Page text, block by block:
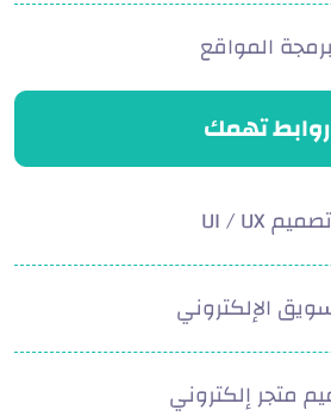
برمجة المواقع
روابط تهمك
تصميم UI / UX
الإلكتروني
متجر إلكتروني